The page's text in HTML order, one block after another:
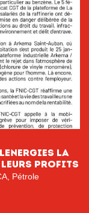
La
leurs profits
Pétrole